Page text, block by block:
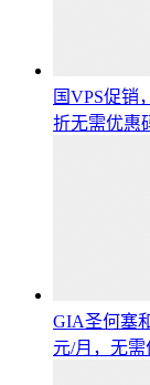
国VPS促销
折无需优惠
GIA圣何塞
元/月，无需